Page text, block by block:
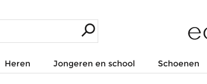
Heren Jongeren en school Schoenen